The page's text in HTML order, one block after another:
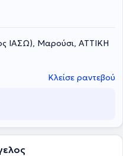
ΙΑΣΩ), Μαρούσι, ΑΤΤΙΚΗ
Κλείσε ραντεβού